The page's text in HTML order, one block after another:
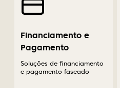
Financiamento e
Pagamento
Soluções de financiamento
e pagamento faseado